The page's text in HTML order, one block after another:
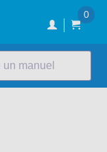
0
manuel